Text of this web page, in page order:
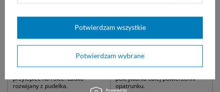
przylepiec na rolce. Łatwo
rozwijany z pudełka.
pokrywania całej powierzchni
opatrunku.
Potwierdzam wybrane
Potwierdzam wszystkie